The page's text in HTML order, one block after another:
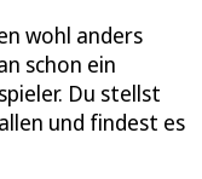
wohl anders
schon ein
Du stellst
und findest es